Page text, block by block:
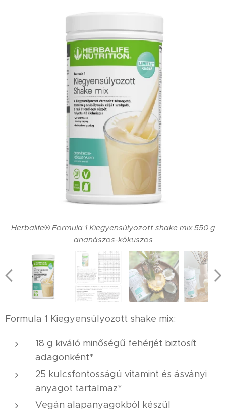
Herbalife® Formula 1 Kiegyensúlyozott shake mix 550 g
ananászos-kókuszos
Formula 1 Kiegyensúlyozott shake mix:
18 g kiváló minőségű fehérjét biztosít
adagonként*
25 kulcsfontosságú vitamint és ásványi
anyagot tartalmaz*
Vegán alapanyagokból készül